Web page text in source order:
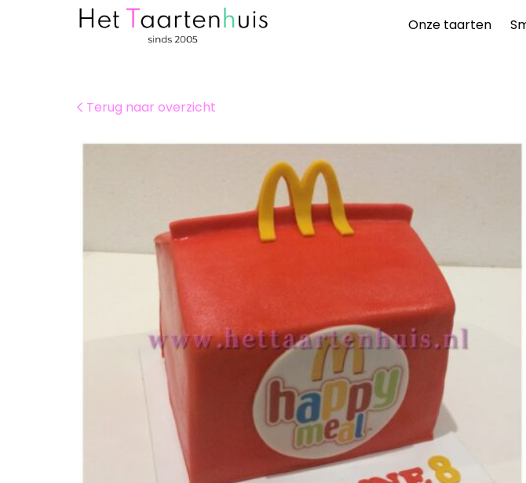
Onze taarten
Terug naar overzicht